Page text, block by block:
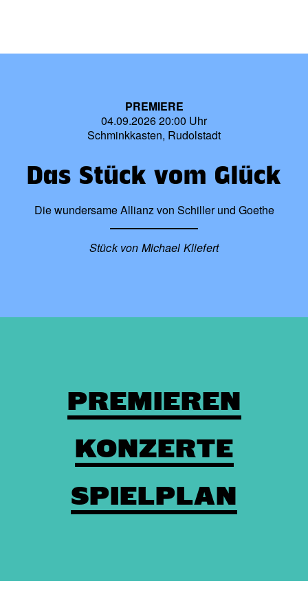
PREMIERE
04.09.2026 20:00 Uhr
Schminkkasten, Rudolstadt
Das Stück vom Glück
Die wundersame Allianz von Schiller und Goethe
Stück von Michael Kliefert
PREMIEREN
KONZERTE
SPIELPLAN